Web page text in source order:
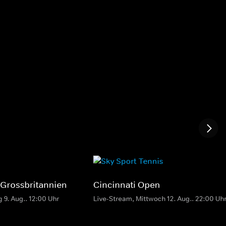
9. Aug.. 12:00 Uhr
Cincinnati Open
Live-Stream, Mittwoch 12. Aug.. 22:00 Uhr